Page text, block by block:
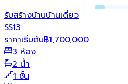
รับสร้างบ้านบ้านเดี่ยว
SS13
ราคาเริ่มต้น฿1,700,000
3 ห้อง
2 น้ำ
1 ชั้น